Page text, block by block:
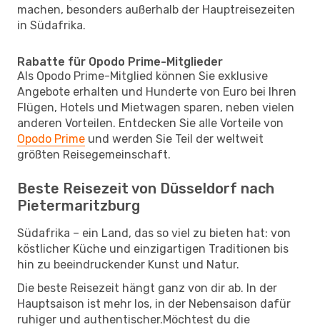
machen, besonders außerhalb der Hauptreisezeiten
in Südafrika.
Rabatte für Opodo Prime-Mitglieder
Als Opodo Prime-Mitglied können Sie exklusive
Angebote erhalten und Hunderte von Euro bei Ihren
Flügen, Hotels und Mietwagen sparen, neben vielen
anderen Vorteilen. Entdecken Sie alle Vorteile von
Opodo Prime und werden Sie Teil der weltweit
größten Reisegemeinschaft.
Beste Reisezeit von Düsseldorf nach
Pietermaritzburg
Südafrika – ein Land, das so viel zu bieten hat: von
köstlicher Küche und einzigartigen Traditionen bis
hin zu beeindruckender Kunst und Natur.
Die beste Reisezeit hängt ganz von dir ab. In der
Hauptsaison ist mehr los, in der Nebensaison dafür
ruhiger und authentischer.Möchtest du die